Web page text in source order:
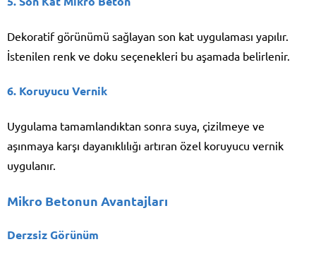
Dekoratif görünümü sağlayan son kat uygulaması yapılır.
İstenilen renk ve doku seçenekleri bu aşamada belirlenir.
6. Koruyucu Vernik
Uygulama tamamlandıktan sonra suya, çizilmeye ve
aşınmaya karşı dayanıklılığı artıran özel koruyucu vernik
uygulanır.
Mikro Betonun Avantajları
Derzsiz Görünüm